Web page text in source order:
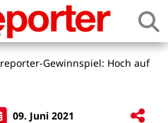
reporter-Gewinnspiel: Hoch auf
09. Juni 2021